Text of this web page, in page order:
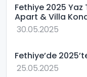
Fethiye 2025
Apart & Villa
30.05.2025
Fethiye’de
25.05.2025